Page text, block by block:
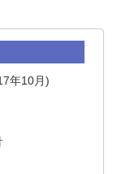
年10月)